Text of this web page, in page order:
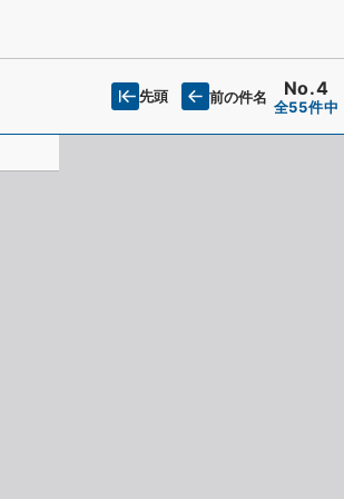
先頭 前の件名 No.4
全55件中